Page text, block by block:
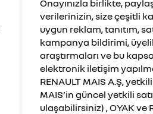
Onayınızla birlikte,
verilerinizin, size çeşitli
uygun reklam, tanıtım,
kampanya bildirimi,
araştırmaları ve bu
elektronik iletişim
RENAULT MAIS A.Ş,
MAIS’in güncel yetkili
ulaşabilirsiniz) , OYAK